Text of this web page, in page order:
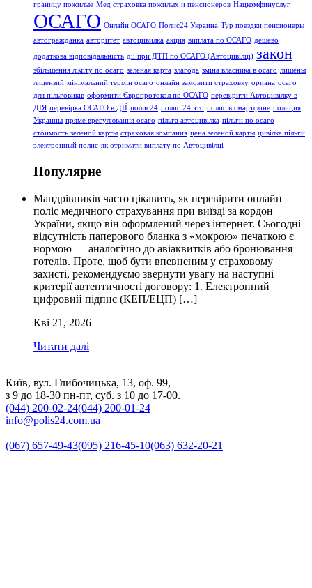
границу пожилые Мед страховка пожилых и пенсионеров Нацкомфинуслуг
ОСАГО Онлайн ОСАГО Полис24 Украина Тур поездки пенсионеры
автогражданка авторитет автоцивилка акция виплата по ОСАГО дешево
додаткова відповідальність дії при ДТП по ОСАГО (Автоцивілці) закон
збільшення ліміту по осаго зеленая карта злагода зміна власника в осаго лишены
лицензий мінімальний термін осаго онлайн замовити страховку ориана осаго
для пільговиків оформити Європротокол по ОСАГО перевірити Автоцивілку в
ДІЯ перевірка ОСАГО в ДІЇ полис24 полис 24 это полис в смартфоне полиция
Украины пряме врегулювання осаго пільга автоцивілка пільги по осаго
стоимость зеленой карты страховая компания цена зеленой карты цивілка пільги
электронный полис як отримати виплату по Автоцивілці
Популярне
Мандрівників часто цікавить, як перевірити онлайн
поліс медичного страхування при виїзді за кордон
України, якщо він оформлений через інтернет. Сьогодні
відсутність паперового бланка з «мокрою» печаткою є
нормою — аналогічно до авіаквитків або бронювання
готелів. Проте, щоб бути впевненим у страховому
захисті, рекомендуємо звернути увагу на наступні
критерії автентичності договору: 1. Електронний
цифровий підпис (КЕП/ЕЦП) […]
Кві 21, 2026
Читати далі
Київ, вул. Глибочицька, 13, оф. 99,
з 9 до 18-30 пн-пт, суб. з 10 до 17-00.
(044) 200-02-24(044) 200-01-24
info@polis24.com.ua
(067) 657-49-43(095) 216-45-10(063) 632-20-21